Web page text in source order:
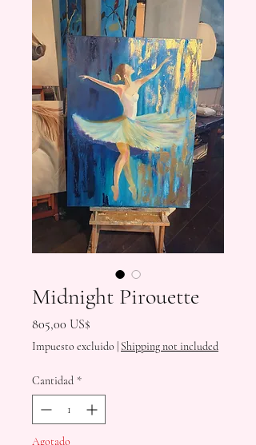
Midnight Pirouette
805,00 US$
Impuesto excluido Shipping not included
Cantidad *
Agotado